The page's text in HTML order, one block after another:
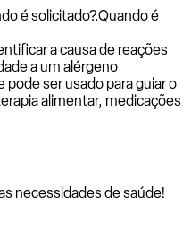
é solicitado?.Quando é
a causa de reações
a um alérgeno
ser usado para guiar o
alimentar, medicações
necessidades de saúde!